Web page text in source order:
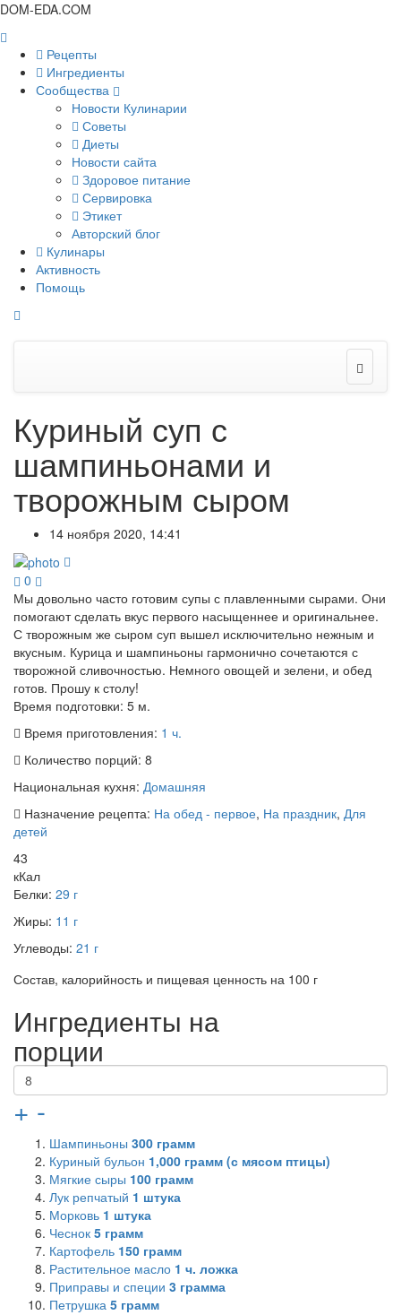
DOM-EDA.COM
Рецепты
Ингредиенты
Сообщества
Новости Кулинарии
Советы
Диеты
Новости сайта
Здоровое питание
Сервировка
Этикет
Авторский блог
Кулинары
Активность
Помощь
Куриный суп с
шампиньонами и
творожным сыром
14 ноября 2020, 14:41
0
Мы довольно часто готовим супы с плавленными сырами. Они
помогают сделать вкус первого насыщеннее и оригинальнее.
С творожным же сыром суп вышел исключительно нежным и
вкусным. Курица и шампиньоны гармонично сочетаются с
творожной сливочностью. Немного овощей и зелени, и обед
готов. Прошу к столу!
Время подготовки: 5 м.
Время приготовления: 1 ч.
Количество порций: 8
Национальная кухня: Домашняя
Назначение рецепта: На обед - первое, На праздник, Для
детей
43
кКал
Белки: 29 г
Жиры: 11 г
Углеводы: 21 г
Состав, калорийность и пищевая ценность на 100 г
Ингредиенты на
порции
+ -
Шампиньоны 300 грамм
Куриный бульон 1,000 грамм (с мясом птицы)
Мягкие сыры 100 грамм
Лук репчатый 1 штука
Морковь 1 штука
Чеснок 5 грамм
Картофель 150 грамм
Растительное масло 1 ч. ложка
Приправы и специи 3 грамма
Петрушка 5 грамм